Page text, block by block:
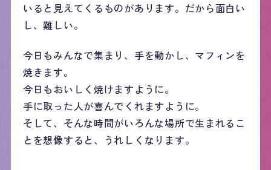
いると見えてくるものがあります。だから面白い
し、難しい。
今日もみんなで集まり、手を動かし、マフィンを
焼きます。
今日もおいしく焼けますように。
手に取った人が喜んでくれますように。
そして、そんな時間がいろんな場所で生まれるこ
とを想像すると、うれしくなります。